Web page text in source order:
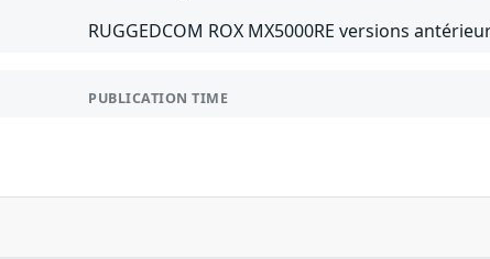
RUGGEDCOM ROX MX5000RE versions
PUBLICATION TIME